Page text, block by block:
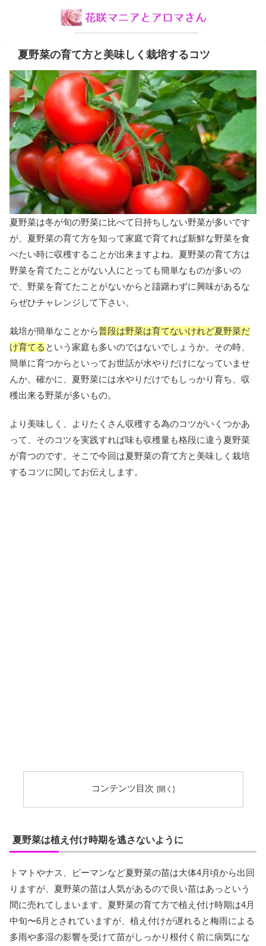
夏野菜の育て方と美味しく栽培するコツ
夏野菜は冬が旬の野菜に比べて日持ちしない野菜が多いです
が、夏野菜の育て方を知って家庭で育てれば新鮮な野菜を食
べたい時に収穫することが出来ますよね。夏野菜の育て方は
野菜を育てたことがない人にとっても簡単なものが多いの
で、野菜を育てたことがないからと躊躇わずに興味があるな
らぜひチャレンジして下さい。
栽培が簡単なことから普段は野菜は育てないけれど夏野菜だ
け育てる という家庭も多いのではないでしょうか。その時、
簡単に育つからといってお世話が水やりだけになっていませ
んか。確かに、夏野菜には水やりだけでもしっかり育ち、収
穫出来る野菜が多いもの。
より美味しく、よりたくさん収穫する為のコツがいくつかあ
って、そのコツを実践すれば味も収穫量も格段に違う夏野菜
が育つのです。そこで今回は夏野菜の育て方と美味しく栽培
するコツに関してお伝えします。
コンテンツ目次
夏野菜は植え付け時期を逃さないように
トマトやナス、ピーマンなど夏野菜の苗は大体4月頃から出回
りますが、夏野菜の苗は人気があるので良い苗はあっという
間に売れてしまいます。夏野菜の育て方で植え付け時期は4月
中旬〜6月とされていますが、植え付けが遅れると梅雨による
多雨や多湿の影響を受けて苗がしっかり根付く前に病気にな